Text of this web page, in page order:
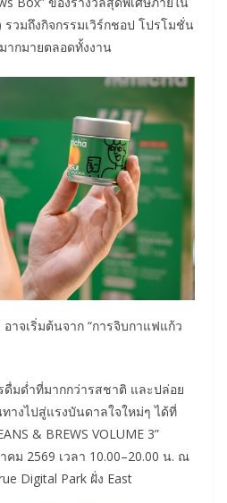
วมถึงกิจกรรมเวิร์กชอป โปรโมชั่น
ากมายตลอดทั้งงาน
อาจเริ่มต้นจาก “การจิบกาแฟแก้ว
มด่ำที่มากกว่ารสชาติ และปล่อย
างไปสู่แรงบันดาลใจใหม่ๆ ได้ที่
& BREWS VOLUME 3”
คม 2569 เวลา 10.00–20.00 น. ณ
Digital Park ฝั่ง East